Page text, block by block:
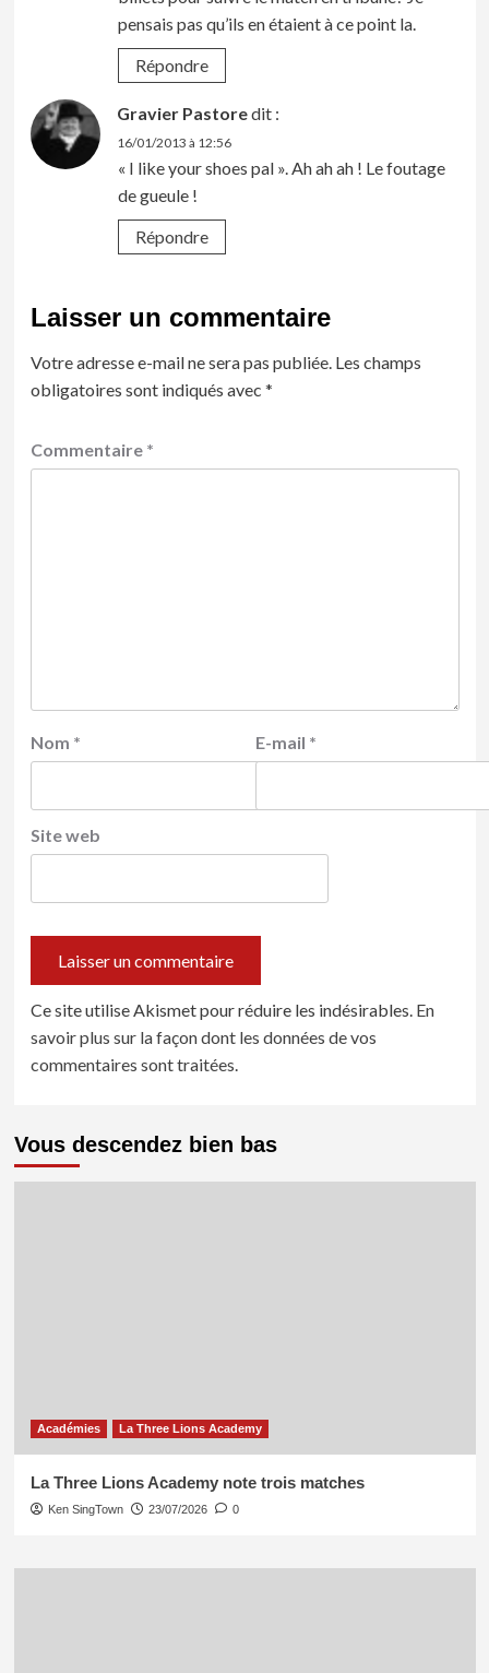
pensais pas qu’ils en étaient à ce point la.
Répondre
Gravier Pastoredit :
16/01/2013 à 12:56
« I like your shoes pal ». Ah ah ah ! Le foutage
de gueule !
Répondre
Laisser un commentaire
Votre adresse e-mail ne sera pas publiée. Les champs
obligatoires sont indiqués avec *
Commentaire *
Nom * E-mail *
Site web
Ce site utilise Akismet pour réduire les indésirables. En
savoir plus sur la façon dont les données de vos
commentaires sont traitées.
Vous descendez bien bas
Académies La Three Lions Academy
La Three Lions Academy note trois matches
Ken SingTown 23/07/2026 0